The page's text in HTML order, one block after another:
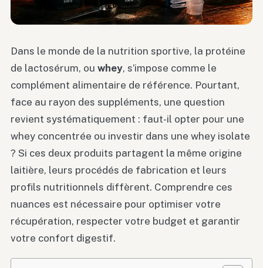
Dans le monde de la nutrition sportive, la protéine
de lactosérum, ou whey, s’impose comme le
complément alimentaire de référence. Pourtant,
face au rayon des suppléments, une question
revient systématiquement : faut-il opter pour une
whey concentrée ou investir dans une whey isolate
? Si ces deux produits partagent la même origine
laitière, leurs procédés de fabrication et leurs
profils nutritionnels diffèrent. Comprendre ces
nuances est nécessaire pour optimiser votre
récupération, respecter votre budget et garantir
votre confort digestif.